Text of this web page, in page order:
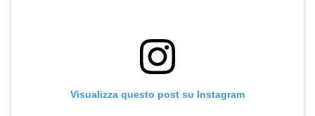
Visualizza questo post su Instagram